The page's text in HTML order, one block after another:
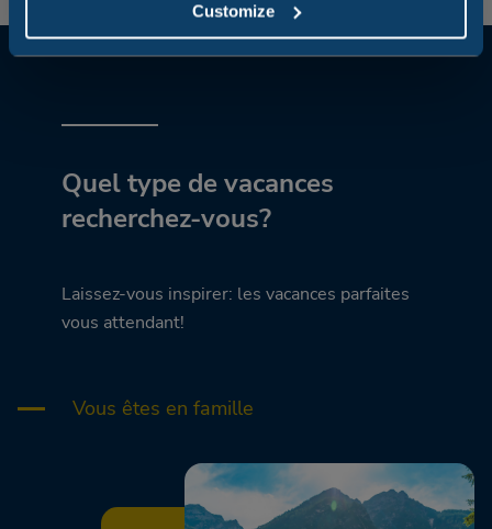
Customize
Quel type de vacances
recherchez-vous?
Laissez-vous inspirer: les vacances parfaites
vous attendant!
Vous êtes en famille